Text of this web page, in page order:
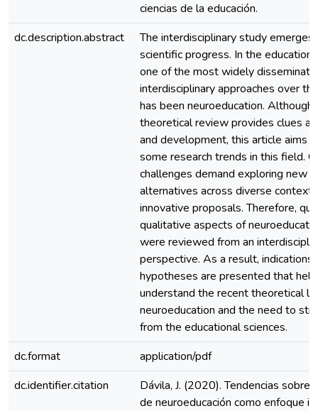
ciencias de la educación.
dc.description.abstract
The interdisciplinary study emerges
scientific progress. In the
one of the most widely
interdisciplinary approaches over
has been neuroeducation. Although
theoretical review provides clues
and development, this article aims
some research trends in this field.
challenges demand exploring new
alternatives across diverse
innovative proposals. Therefore,
qualitative aspects of
were reviewed from an
perspective. As a result, indications
hypotheses are presented that
understand the recent theoretical
neuroeducation and the need to
from the educational sciences.
dc.format
application/pdf
dc.identifier.citation
Dávila, J. (2020). Tendencias sobre
de neuroeducación como enfoque